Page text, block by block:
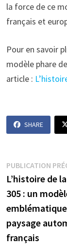
la force de ce
français et
Pour en savoir
modèle phare
article :
SHARE
de
l’article
PUBLICATION
L’histoire de
305 : un
paysage
français